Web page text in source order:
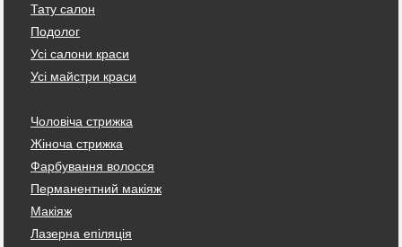
Тату салон
Подолог
Усі салони краси
Усі майстри краси
Чоловіча стрижка
Жіноча стрижка
Фарбування волосся
Перманентний макіяж
Макіяж
Лазерна епіляція